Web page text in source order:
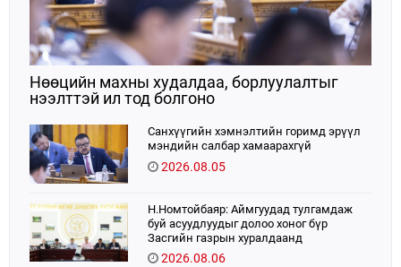
Нөөцийн махны худалдаа, борлуулалтыг
нээлттэй ил тод болгоно
Санхүүгийн хэмнэлтийн горимд эрүүл
мэндийн салбар хамаарахгүй
2026.08.05
Н.Номтойбаяр: Аймгуудад тулгамдаж
буй асуудлуудыг долоо хоног бүр
Засгийн газрын хуралдаанд
танилцуулж, шийдвэрлүүлнэ
2026.08.06